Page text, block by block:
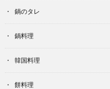
鍋のタレ
鍋料理
韓国料理
餅料理